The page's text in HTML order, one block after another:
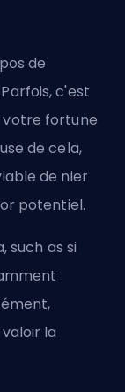
de
c'est
fortune
de cela,
de nier
potentiel.
such as si
la